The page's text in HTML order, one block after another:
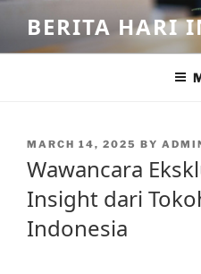
content
BERITA HARI
POSTED
MARCH 14, 2025 BY
Wawancara
Insight dari
Indonesia